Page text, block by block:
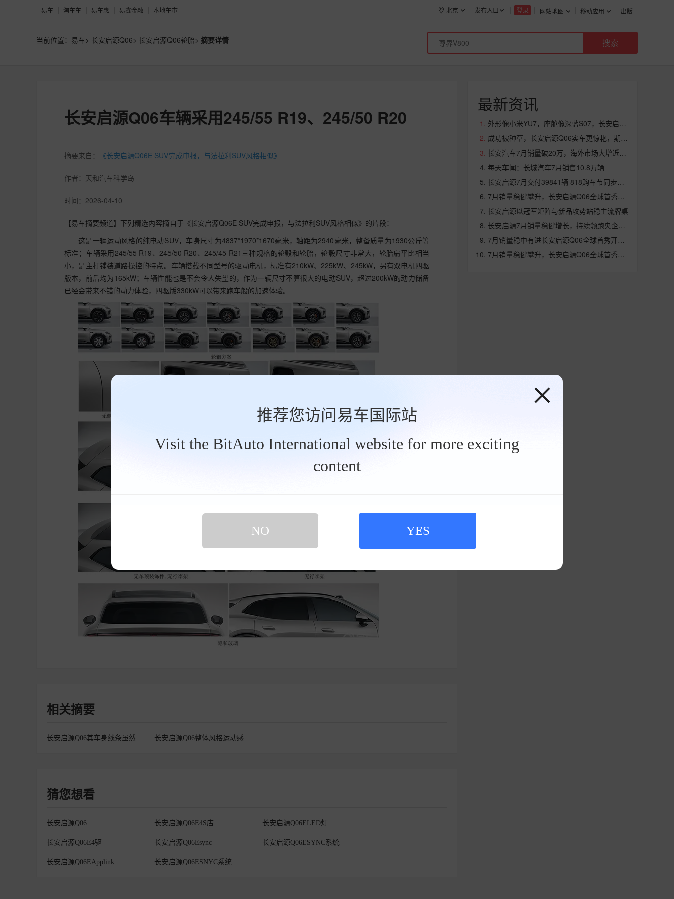
易车 淘车车 易车惠 易鑫金融 本地车市 网站地图 移动应用 出版
登录
发布入口
北京
推荐您访问易车国际站
Visit the BitAuto International website for more exciting
content
NO YES
当前位置： 易车> 长安启源Q06> 长安启源Q06轮胎> 摘要详情
长安启源Q06车辆采用245/55 R19、245/50 R20
摘要来自： 《长安启源Q06E SUV完成申报，与法拉利SUV风格相似》
作者： 天和汽车科学岛
时间： 2026-04-10
【易车摘要频道】下列精选内容摘自于《长安启源Q06E SUV完成申报，与法拉利SUV风格相似》的片段：
这是一辆运动风格的纯电动SUV，车身尺寸为4837*1970*1670毫米，轴距为2940毫米，整备质量为1930公斤等
标准；车辆采用245/55 R19、245/50 R20、245/45 R21三种规格的轮毂和轮胎，轮毂尺寸非常大，轮胎扁平比相当
小，是主打铺装道路操控的特点。车辆搭载不同型号的驱动电机，标准有210kW、225kW、245kW，另有双电机四驱
版本，前后均为165kW；车辆性能也是不会令人失望的，作为一辆尺寸不算很大的电动SUV，超过200kW的动力储备
已经会带来不错的动力体验，四驱版330kW可以带来跑车般的加速体验。
相关摘要
长安启源Q06其车身线条虽然不够凌厉但却比较饱满 长安启源Q06整体风格运动感很强但并不浮夸
猜您想看
长安启源Q06 长安启源Q06E4S店 长安启源Q06ELED灯
长安启源Q06E4驱 长安启源Q06Esync 长安启源Q06ESYNC系统
长安启源Q06EApplink 长安启源Q06ESNYC系统
最新资讯
外形像小米YU7，座舱像深蓝S07，长安启源Q06抢先看
成功被种草，长安启源Q06实车更惊艳，期待定价有惊喜
长安汽车7月销量破20万，海外市场大增近八成
每天车闻：长城汽车7月销售10.8万辆
长安启源7月交付39841辆 818购车节同步启动
7月销量稳健攀升，长安启源Q06全球首秀点燃市场期待
长安启源以冠军矩阵与新品攻势站稳主流牌桌
长安启源7月销量稳健增长，持续领跑央企新能源阵营
7月销量稳中有进长安启源Q06全球首秀开启品牌向上新篇章
7月销量稳健攀升，长安启源Q06全球首秀点燃市场期待